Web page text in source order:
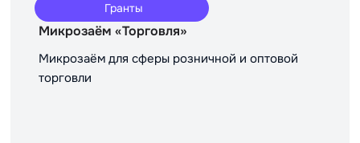
Гранты
Микрозаём «Торговля»
Микрозаём для сферы розничной и оптовой
торговли